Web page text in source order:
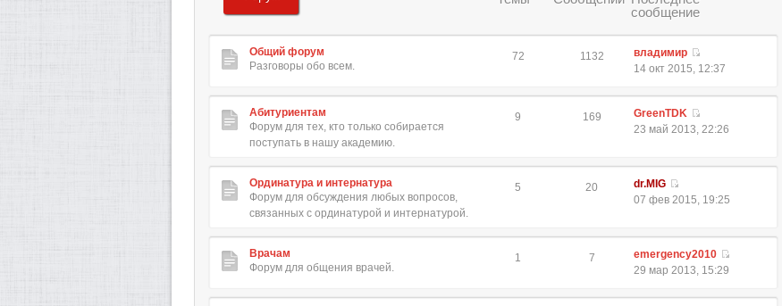
сообщение
Общий форум
Разговоры обо всем.
72 1132
владимир
14 окт 2015, 12:37
Абитуриентам
Форум для тех, кто только собирается
поступать в нашу академию.
9 169
GreenTDK
23 май 2013, 22:26
Ординатура и интернатура
Форум для обсуждения любых вопросов,
связанных с ординатурой и интернатурой.
5 20
dr.MIG
07 фев 2015, 19:25
Врачам
Форум для общения врачей.
1 7
emergency2010
29 мар 2013, 15:29